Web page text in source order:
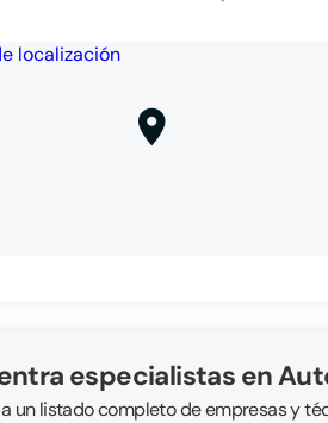
especialistas en
un listado completo de empresas y